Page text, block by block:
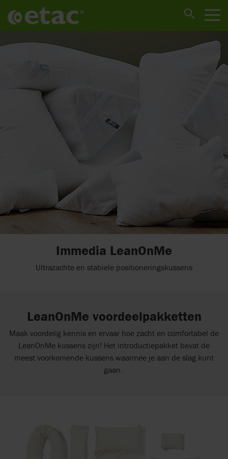
Immedia LeanOnMe
Ultrazachte en stabiele positioneringskussens
LeanOnMe voordeelpakketten
Maak voordelig kennis en ervaar hoe zacht en comfortabel de
LeanOnMe kussens zijn! Het introductiepakket bevat de
meest voorkomende kussens waarmee je aan de slag kunt
gaan.